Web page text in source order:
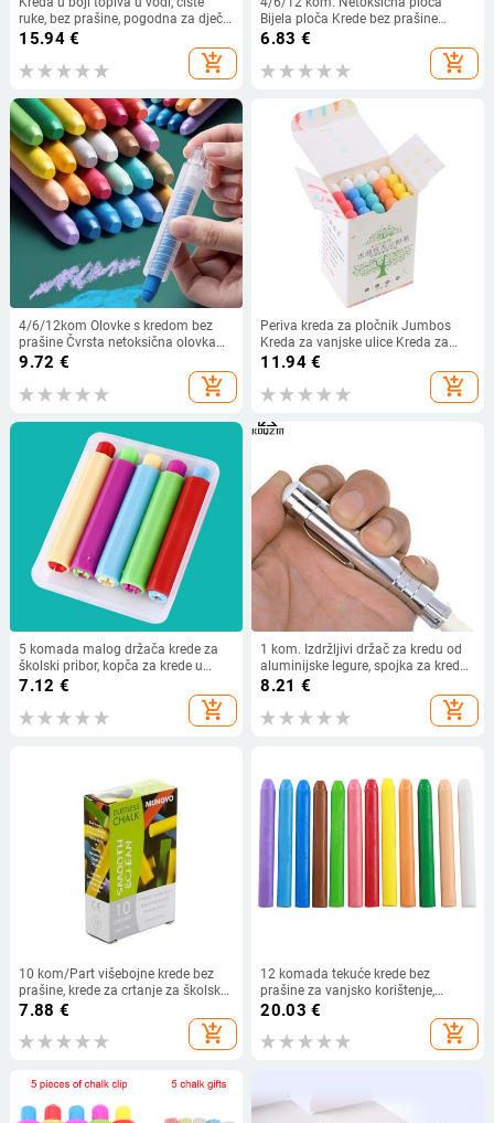
ruke, bez prašine, pogodna za dječje
crtanje i korištenje u učionicama
15.94€
add_shopping_cart
Bijela ploča Krede bez prašine
Olovke za crtanje Kawaii markeri
kredom za školski uredski pribor
6.83 €
add_shopping_cart
4/6/12kom Olovke s kredom bez
prašine Čvrsta netoksična olovka
za bijelu ploču Olovke za crtanje
Školski učitelj Kreda Marker Uredski
pribor
9.72 €
add_shopping_cart
Periva kreda za pločnik Jumbos
Kreda za vanjske ulice Kreda za
prašinu Čvrsta vodena kreda za
11.94€
add_shopping_cart
5 komada malog držača krede za
školski pribor, kopča za krede u
učionici
7.12 €
add_shopping_cart
1 kom. Izdržljivi držač za kredu od
aluminijske legure, spojka za kredu,
kvačica, školski uredski pribor,
8.21 €
add_shopping_cart
10 kom/Part višebojne krede bez
prašine, krede za crtanje za školsku
ploču, stacionarni ured u školi
7.88 €
add_shopping_cart
12 komada tekuće krede bez
prašine za vanjsko korištenje,
topivo u vodi, višenamjensko
divovsko crtanje Mali prijatelj za
malu djecu na pločniku
20.03 €
add_shopping_cart